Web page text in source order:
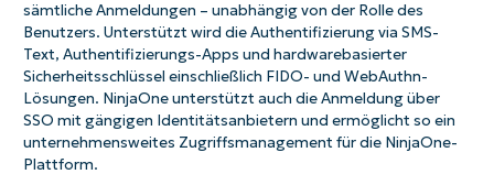
sämtliche Anmeldungen – unabhängig von der Rolle des
Benutzers. Unterstützt wird die Authentifizierung via SMS-
Text, Authentifizierungs-Apps und hardwarebasierter
Sicherheitsschlüssel einschließlich FIDO- und WebAuthn-
Lösungen. NinjaOne unterstützt auch die Anmeldung über
SSO mit gängigen Identitätsanbietern und ermöglicht so ein
unternehmensweites Zugriffsmanagement für die NinjaOne-
Plattform.